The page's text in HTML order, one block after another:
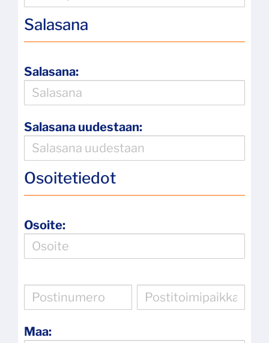
Salasana
Salasana:
Salasana uudestaan:
Osoitetiedot
Osoite:
Maa: